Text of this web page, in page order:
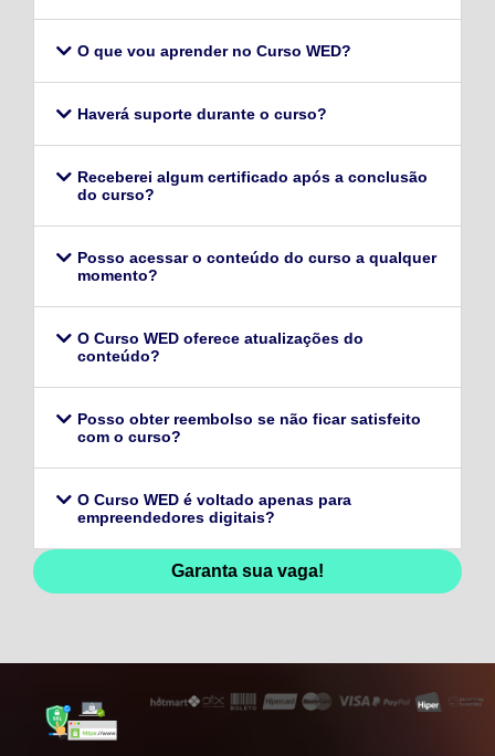
O que vou aprender no Curso WED?
Haverá suporte durante o curso?
Receberei algum certificado após a conclusão
do curso?
Posso acessar o conteúdo do curso a qualquer
momento?
O Curso WED oferece atualizações do
conteúdo?
Posso obter reembolso se não ficar satisfeito
com o curso?
O Curso WED é voltado apenas para
empreendedores digitais?
Garanta sua vaga!